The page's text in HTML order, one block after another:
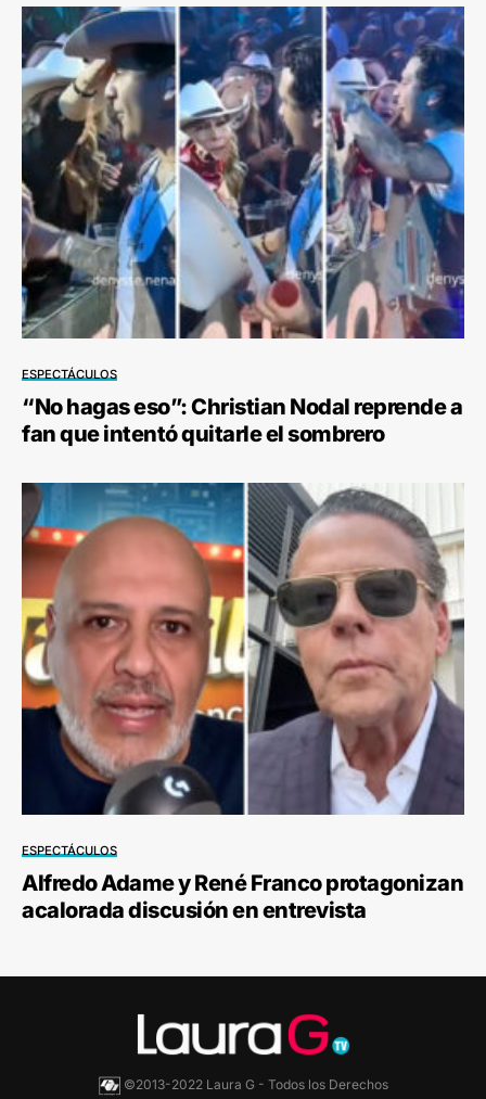
ESPECTÁCULOS
“No hagas eso”: Christian Nodal reprende a
fan que intentó quitarle el sombrero
ESPECTÁCULOS
Alfredo Adame y René Franco protagonizan
acalorada discusión en entrevista
©2013-2022 Laura G - Todos los Derechos